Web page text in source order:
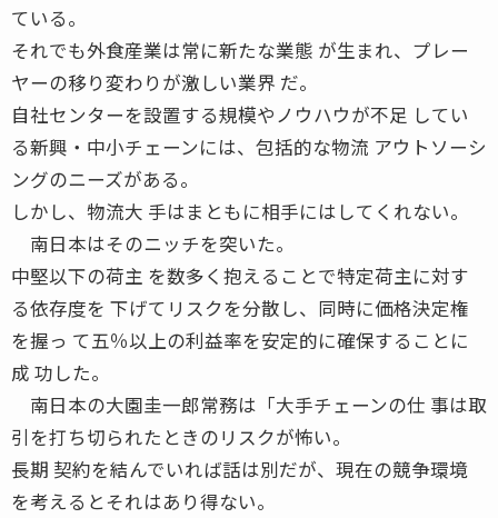
ている。
それでも外食産業は常に新たな業態 が生まれ、プレー
ヤーの移り変わりが激しい業界 だ。
自社センターを設置する規模やノウハウが不足 してい
る新興・中小チェーンには、包括的な物流 アウトソーシ
ングのニーズがある。
しかし、物流大 手はまともに相手にはしてくれない。
南日本はそのニッチを突いた。
中堅以下の荷主 を数多く抱えることで特定荷主に対す
る依存度を 下げてリスクを分散し、同時に価格決定権
を握っ て五％以上の利益率を安定的に確保することに
成 功した。
南日本の大園圭一郎常務は「大手チェーンの仕 事は取
引を打ち切られたときのリスクが怖い。
長期 契約を結んでいれば話は別だが、現在の競争環境
を考えるとそれはあり得ない。